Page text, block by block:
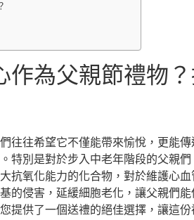
作為父親節禮物
往往希望它不僅能帶來愉悅，更能
特別是對於步入中老年階段的父親
抗氧化能力的化合物，對於維護心
的侵害，延緩細胞老化，讓父親們
提供了一個送禮的絕佳選擇，讓這份